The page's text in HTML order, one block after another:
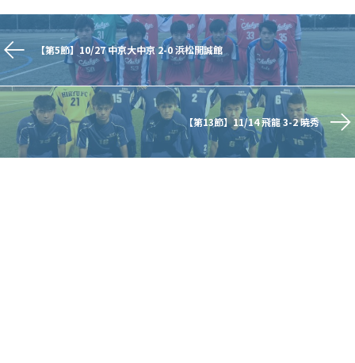
【第5節】10/27 中京大中京 2-0 浜松開誠館
【第13節】11/14 飛龍 3-2 暁秀